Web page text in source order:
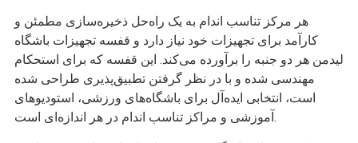
هر مرکز تناسب اندام به یک راه‌حل ذخیره‌سازی مطمئن و
کارآمد برای تجهیزات خود نیاز دارد و قفسه تجهیزات باشگاه
لیدمن هر دو جنبه را برآورده می‌کند. این قفسه که برای استحکام
مهندسی شده و با در نظر گرفتن تطبیق‌پذیری طراحی شده
است، انتخابی ایده‌آل برای باشگاه‌های ورزشی، استودیوهای
آموزشی و مراکز تناسب اندام در هر اندازه‌ای است.